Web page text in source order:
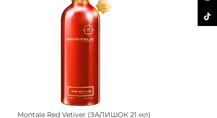
Montale Red Vetiver (ЗАЛИШОК 21 мл)